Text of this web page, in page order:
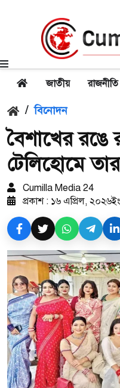
জাতীয় রাজনীতি
/ বিনোদন
বৈশাখের রঙে
টেলিহোমে
Cumilla Media 24
প্রকাশ : ১৬ এপ্রিল, ২০২৬ইং